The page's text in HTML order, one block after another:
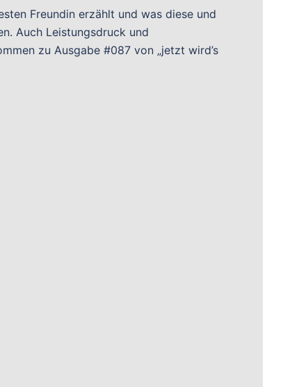
Freundin erzählt und was diese und
Auch Leistungsdruck und
zu Ausgabe #087 von „jetzt wird’s